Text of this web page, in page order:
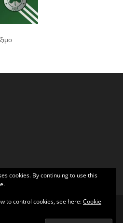
cookies. By continuing to use this
to control cookies, see here:Cookie